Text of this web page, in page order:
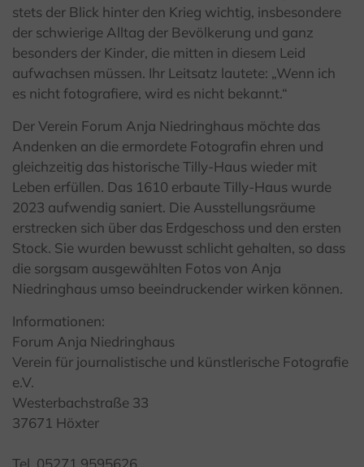
stets der Blick hinter den Krieg wichtig, insbesondere
der schwierige Alltag der Bevölkerung und ganz
besonders der Kinder, die mitten in diesem Leid
aufwachsen müssen. Ihr Leitsatz lautete: „Wenn ich
es nicht fotografiere, wird es nicht bekannt.“
Der Verein Forum Anja Niedringhaus möchte das
Andenken an die ermordete Fotografin ehren und
gleichzeitig das historische Tilly-Haus wieder mit
Leben erfüllen. Das 1610 erbaute Tilly-Haus wurde
2023 aufwendig saniert. Die Ausstellungsräume
erstrecken sich über das Erdgeschoss und den ersten
Stock. Sie wurden bewusst schlicht gehalten, so dass
die sorgsam ausgewählten Fotos von Anja
Niedringhaus umso beeindruckender wirken können.
Informationen:
Forum Anja Niedringhaus
Verein für journalistische und künstlerische Fotografie
e.V.
Westerbachstraße 33
37671 Höxter
Tel. 05271 9595626